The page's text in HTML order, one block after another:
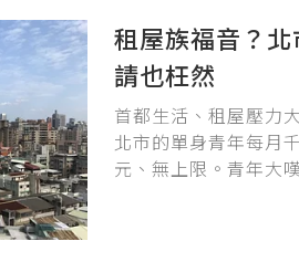
租屋族福音？
請也枉然
首都生活、租屋壓力
北市的單身青年每月
元、無上限。青年大